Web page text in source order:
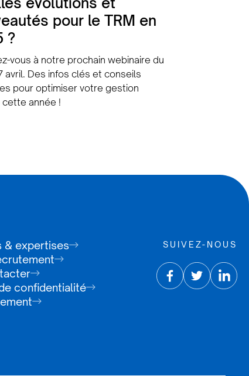
pour le TRM en
?
vous à notre prochain webinaire du
avril. Des infos clés et conseils
pour optimiser votre gestion
année !
& expertises
confidentialité
SUIVEZ-NOUS